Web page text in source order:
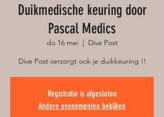
Duikmedische keuring door
Pascal Medics
do 16 mei
  |
Dive Post
Dive Post verzorgt ook je duikkeuring !!
Registratie is afgesloten
Andere evenementen bekijken